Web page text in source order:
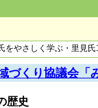
やさしく学ぶ・里見氏
づくり協議会「
歴史